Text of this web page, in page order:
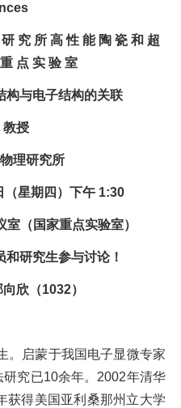
究 所 高 性 能 陶 瓷 和 超
点 实 验 室
构与电子结构的关联
教授
理研究所
（星期四）下午 1:30
（国家重点实验室）
研究生参与讨论！
欣（1032）
启蒙于我国电子显微专家
究已10余年。2002年清华
获得美国亚利桑那州立大学